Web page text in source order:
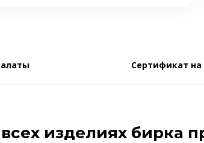
Сертификат
изделиях бирка